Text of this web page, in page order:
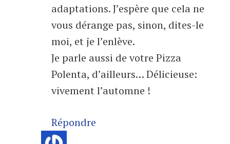
adaptations. J’espère que cela ne
vous dérange pas, sinon, dites-le
moi, et je l’enlève.
Je parle aussi de votre Pizza
Polenta, d’ailleurs… Délicieuse:
vivement l’automne !
Répondre